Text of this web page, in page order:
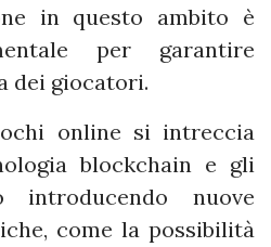
in questo ambito è
per garantire
dei giocatori.
online si intreccia
blockchain e gli
introducendo nuove
come la possibilità